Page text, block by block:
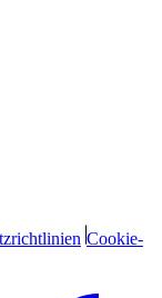
Cookie-